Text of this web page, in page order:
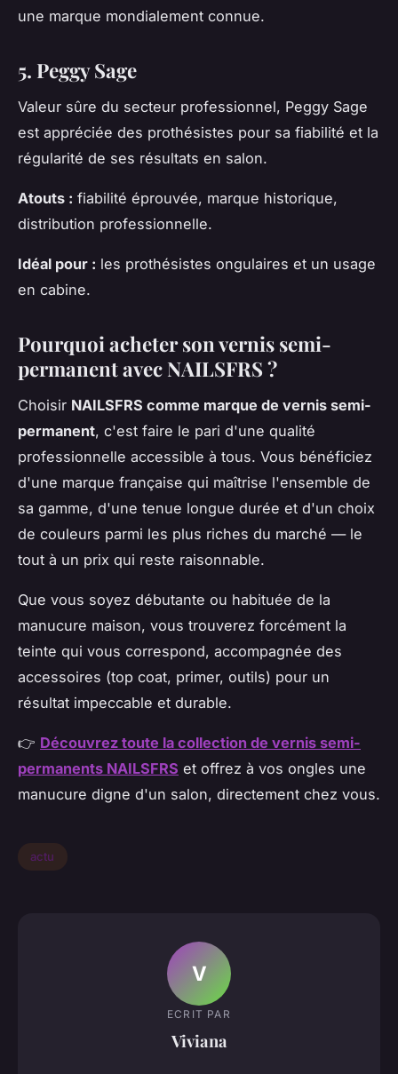
une marque mondialement connue.
5. Peggy Sage
Valeur sûre du secteur professionnel, Peggy Sage
est appréciée des prothésistes pour sa fiabilité et la
régularité de ses résultats en salon.
Atouts : fiabilité éprouvée, marque historique,
distribution professionnelle.
Idéal pour : les prothésistes ongulaires et un usage
en cabine.
Pourquoi acheter son vernis semi-
permanent avec NAILSFRS ?
Choisir NAILSFRS comme marque de vernis semi-
permanent, c'est faire le pari d'une qualité
professionnelle accessible à tous. Vous bénéficiez
d'une marque française qui maîtrise l'ensemble de
sa gamme, d'une tenue longue durée et d'un choix
de couleurs parmi les plus riches du marché — le
tout à un prix qui reste raisonnable.
Que vous soyez débutante ou habituée de la
manucure maison, vous trouverez forcément la
teinte qui vous correspond, accompagnée des
accessoires (top coat, primer, outils) pour un
résultat impeccable et durable.
👉 Découvrez toute la collection de vernis semi-
permanents NAILSFRS et offrez à vos ongles une
manucure digne d'un salon, directement chez vous.
actu
V
ECRIT PAR
Viviana